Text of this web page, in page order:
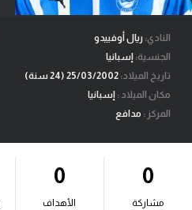
ميركاتو
فانتازي في الجول
مسابقة التوقعات
فيديوهات
آراء حرة
ركن الألعاب
النادي: ريال أوفييدو
الجنسية: إسبانيا
تاريخ الميلاد:
مكان الميلاد : إسبانيا
المركز : مدافع
0
مشاركة
0
الأهداف